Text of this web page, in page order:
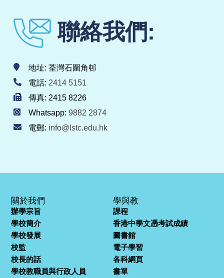
聯絡我們:
地址: 荃灣石圍角邨
電話: 2414 5151
傳真: 2415 8226
Whatsapp: 9882 2874
電郵: info@lstc.edu.hk
關於我們
辦學宗旨
學校簡介
學校發展
校監
校長的話
學校教職員與行政人員
學與教
課程
香港中學文憑考試成績
圖書館
電子學習
各科網頁
書單